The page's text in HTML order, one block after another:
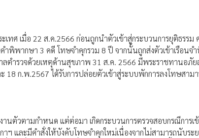
ทศ เมื่อ 22 ส.ค.2566 ก่อนถูกนำตัวเข้าสู่กระบวนการยุติธรร
คำพิพากษา 3 คดี โทษจำคุกรวม 8 ปี จากนั้นถูกส่งตัวเข้าเรือน
ลตำรวจด้วยเหตุด้านสุขภาพ 31 ส.ค. 2566 มีพระราชทานอภั
18 ก.พ.2567 ได้รับการปล่อยตัวเข้าสู่ระบบพักการลงโทษสา
านตัวตามกำหนด แต่ต่อมา เกิดกระบวนการตรวจสอบกรณีการ
ฯ และมีคำสั่งให้บังคับโทษจำคุกใหม่เนื่องจากไม่สามารถนับระ